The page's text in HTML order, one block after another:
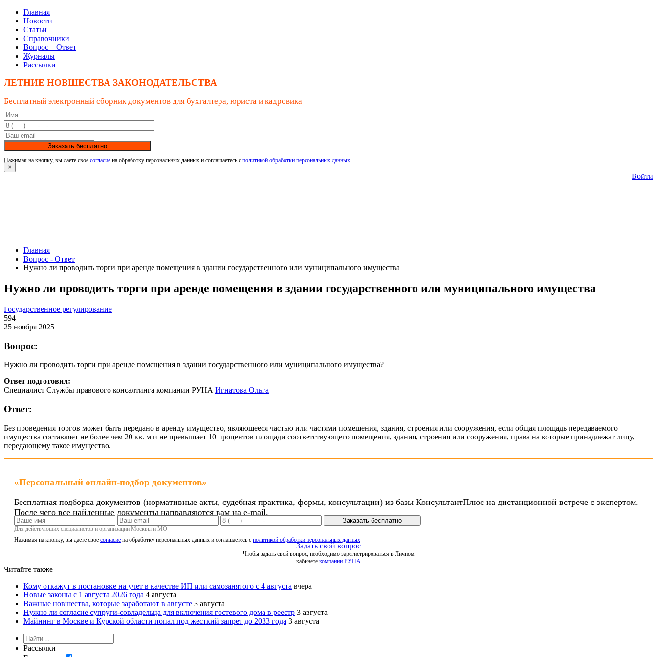
Главная
Новости
Статьи
Справочники
Вопрос – Ответ
Журналы
Рассылки
ЛЕТНИЕ НОВШЕСТВА ЗАКОНОДАТЕЛЬСТВА
Бесплатный электронный сборник документов для бухгалтера, юриста и кадровика
Заказать бесплатно
Нажимая на кнопку, вы даете свое согласие на обработку персональных данных и соглашаетесь с политикой обработки персональных данных
×
Войти
Главная
Вопрос - Ответ
Нужно ли проводить торги при аренде помещения в здании государственного или муниципального имущества
Нужно ли проводить торги при аренде помещения в здании государственного или муниципального имущества
Государственное регулирование
594
25 ноября 2025
Вопрос:
Нужно ли проводить торги при аренде помещения в здании государственного или муниципального имущества?
Ответ подготовил:
Специалист Службы правового консалтинга компании РУНА Игнатова Ольга
Ответ:
Без проведения торгов может быть передано в аренду имущество, являющееся частью или частями помещения, здания, строения или сооружения, если общая площадь передаваемого
имущества составляет не более чем 20 кв. м и не превышает 10 процентов площади соответствующего помещения, здания, строения или сооружения, права на которые принадлежат лицу,
передающему такое имущество.
«Персональный онлайн-подбор документов»
Бесплатная подборка документов (нормативные акты, судебная практика, формы, консультации) из базы КонсультантПлюс на дистанционной встрече с экспертом.
После чего все найденные документы направляются вам на e-mail.
Заказать бесплатно
Для действующих специалистов и организации Москвы и МО
Нажимая на кнопку, вы даете свое согласие на обработку персональных данных и соглашаетесь с политикой обработки персональных данных
Задать свой вопрос
Чтобы задать свой вопрос, необходимо зарегистрироваться в Личном
кабинете компании РУНА
Читайте также
Кому откажут в постановке на учет в качестве ИП или самозанятого с 4 августа вчера
Новые законы с 1 августа 2026 года 4 августа
Важные новшества, которые заработают в августе 3 августа
Нужно ли согласие супруги-совладельца для включения гостевого дома в реестр 3 августа
Майнинг в Москве и Курской области попал под жесткий запрет до 2033 года 3 августа
Рассылки